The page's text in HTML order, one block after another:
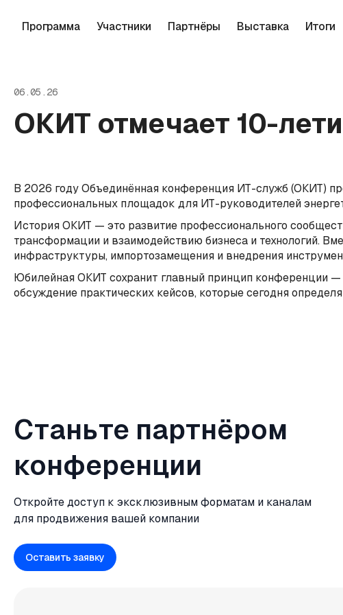
Программа Участники Партнёры Выставка Итоги
06.05.26
ОКИТ отмечает 10-
В 2026 году Объединённая конференция ИТ-служб (ОКИТ)
профессиональных площадок для ИТ-руководителей
История ОКИТ — это развитие профессионального
трансформации и взаимодействию бизнеса и технологий.
инфраструктуры, импортозамещения и внедрения
Юбилейная ОКИТ сохранит главный принцип конференции
обсуждение практических кейсов, которые сегодня
Станьте партнёром
конференции
Откройте доступ к эксклюзивным форматам и каналам
для продвижения вашей компании
Оставить заявку